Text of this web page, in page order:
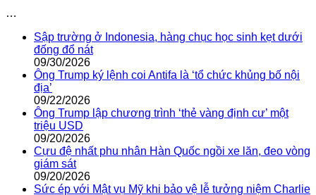
…
Sập trường ở Indonesia, hàng chục học sinh kẹt dưới
đống đổ nát
09/30/2026
Ông Trump ký lệnh coi Antifa là ‘tổ chức khủng bố nội
địa’
09/22/2026
Ông Trump lập chương trình ‘thẻ vàng định cư’ một
triệu USD
09/20/2026
Cựu đệ nhất phu nhân Hàn Quốc ngồi xe lăn, đeo vòng
giám sát
09/20/2026
Sức ép với Mật vụ Mỹ khi bảo vệ lễ tưởng niệm Charlie